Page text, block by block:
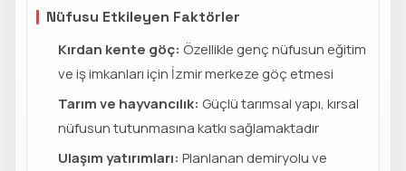
Nüfusu Etkileyen Faktörler
Kırdan kente göç: Özellikle genç nüfusun eğitim
ve iş imkanları için İzmir merkeze göç etmesi
Tarım ve hayvancılık: Güçlü tarımsal yapı, kırsal
nüfusun tutunmasına katkı sağlamaktadır
Ulaşım yatırımları: Planlanan demiryolu ve